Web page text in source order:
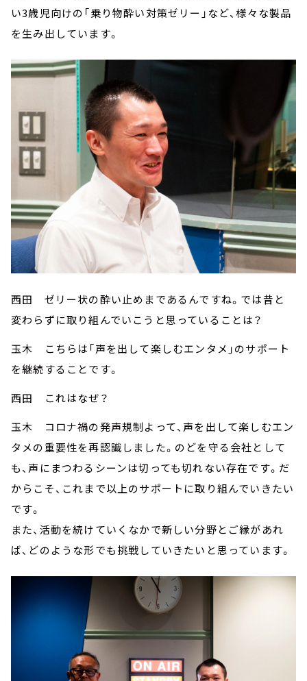
い3歳児向けの「乗り物酔い対策ゼリー」など、様々な製品
を生み出しています。
西田 ゼリー状の酔い止めまであるんですね。では昔と
変わらずに取り組んでいこうと思っていることは？
玉木 こちらは「声を出して楽しむエンタメ」のサポート
を継続することです。
西田 これはなぜ？
玉木 コロナ禍の発声規制よって、声を出して楽しむエン
タメの重要性を再認識しました。のどを守る会社として
も、声にまつわるシーンは切っても切れない存在です。だ
からこそ、これまで以上のサポートに取り組んでいきたい
です。
また、活動を続けていくなかで新しい分野とご縁があれ
ば、どのような形でも挑戦していきたいと思っています。